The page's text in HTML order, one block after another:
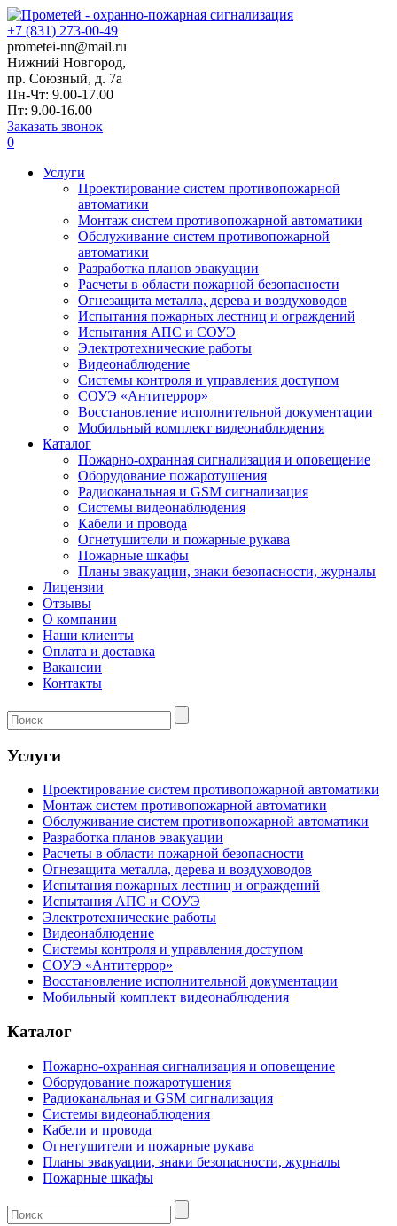
+7 (831) 273-00-49
prometei-nn@mail.ru
Нижний Новгород,
пр. Союзный, д. 7а
Пн-Чт: 9.00-17.00
Пт: 9.00-16.00
Заказать звонок
0
Услуги
Проектирование систем противопожарной
автоматики
Монтаж систем противопожарной автоматики
Обслуживание систем противопожарной
автоматики
Разработка планов эвакуации
Расчеты в области пожарной безопасности
Огнезащита металла, дерева и воздуховодов
Испытания пожарных лестниц и ограждений
Испытания АПС и СОУЭ
Электротехнические работы
Видеонаблюдение
Системы контроля и управления доступом
СОУЭ «Антитеррор»
Восстановление исполнительной документации
Мобильный комплект видеонаблюдения
Каталог
Пожарно-охранная сигнализация и оповещение
Оборудование пожаротушения
Радиоканальная и GSM сигнализация
Системы видеонаблюдения
Кабели и провода
Огнетушители и пожарные рукава
Пожарные шкафы
Планы эвакуации, знаки безопасности, журналы
Лицензии
Отзывы
О компании
Наши клиенты
Оплата и доставка
Вакансии
Контакты
Услуги
Проектирование систем противопожарной автоматики
Монтаж систем противопожарной автоматики
Обслуживание систем противопожарной автоматики
Разработка планов эвакуации
Расчеты в области пожарной безопасности
Огнезащита металла, дерева и воздуховодов
Испытания пожарных лестниц и ограждений
Испытания АПС и СОУЭ
Электротехнические работы
Видеонаблюдение
Системы контроля и управления доступом
СОУЭ «Антитеррор»
Восстановление исполнительной документации
Мобильный комплект видеонаблюдения
Каталог
Пожарно-охранная сигнализация и оповещение
Оборудование пожаротушения
Радиоканальная и GSM сигнализация
Системы видеонаблюдения
Кабели и провода
Огнетушители и пожарные рукава
Планы эвакуации, знаки безопасности, журналы
Пожарные шкафы